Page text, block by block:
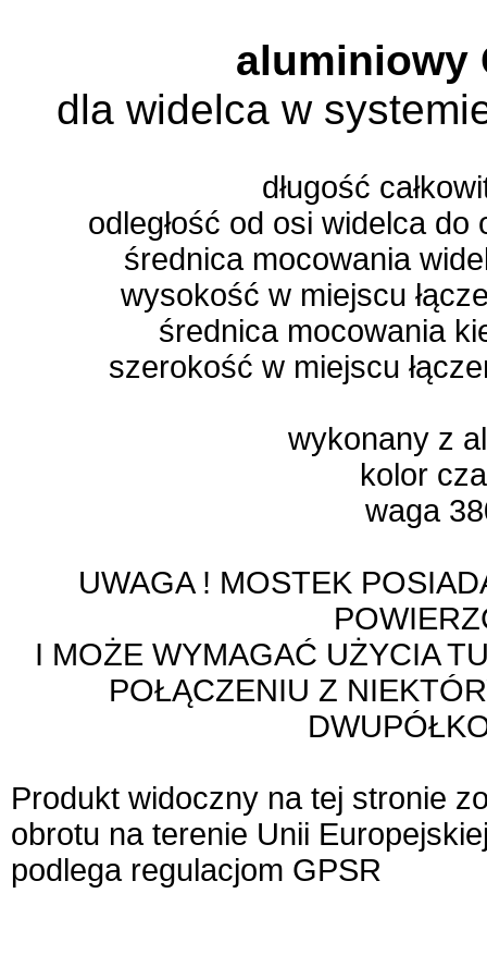
aluminiowy
dla widelca w
długość
odległość od osi widelca
średnica mocowania
wysokość w miejscu
średnica mocowania
szerokość w miejscu
wykonany z
kolor
waga
UWAGA ! MOSTEK
I MOŻE WYMAGAĆ UŻYCIA
POŁĄCZENIU Z
Produkt widoczny na tej stronie
obrotu na terenie Unii
podlega regulacjom GPSR